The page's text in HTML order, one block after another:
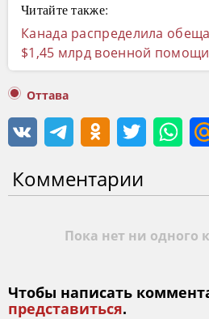
Читайте также:
Канада распределила
$1,45 млрд военной помощи
Оттава
Комментарии
Пока нет ни одного
Чтобы написать
представиться.